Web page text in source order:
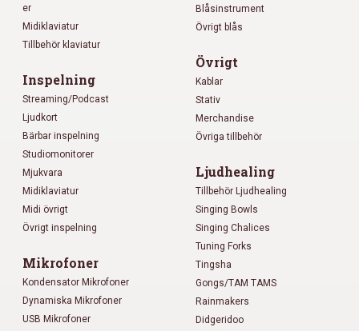
er
Midiklaviatur
Tillbehör klaviatur
Inspelning
Streaming/Podcast
Ljudkort
Bärbar inspelning
Studiomonitorer
Mjukvara
Midiklaviatur
Midi övrigt
Övrigt inspelning
Mikrofoner
Kondensator Mikrofoner
Dynamiska Mikrofoner
USB Mikrofoner
Blåsinstrument
Övrigt blås
Övrigt
Kablar
Stativ
Merchandise
Övriga tillbehör
Ljudhealing
Tillbehör Ljudhealing
Singing Bowls
Singing Chalices
Tuning Forks
Tingsha
Gongs/TAM TAMS
Rainmakers
Didgeridoo